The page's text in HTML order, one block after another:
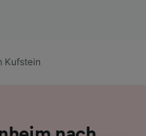
Kufstein